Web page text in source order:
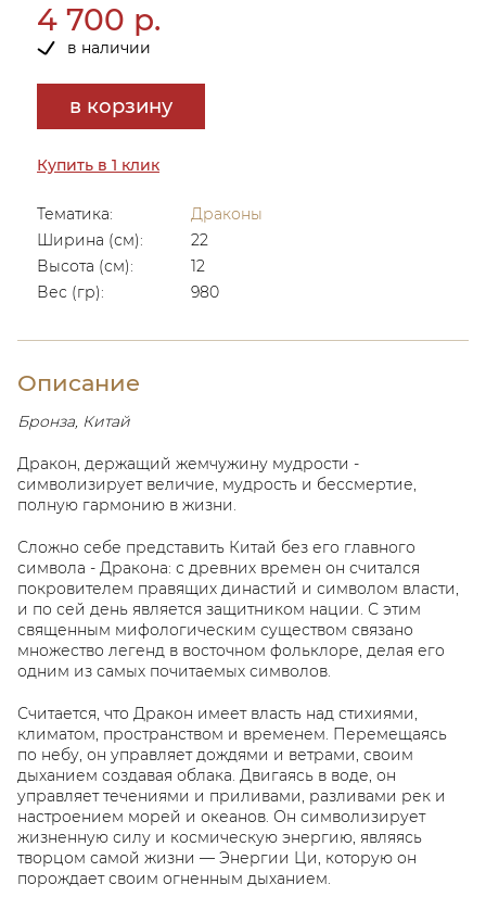
4 700 р.
в наличии
в корзину
Купить в 1 клик
Тематика:
Драконы
Ширина (см):
22
Высота (см):
12
Вес (гр):
980
Описание
Бронза, Китай
Дракон, держащий жемчужину мудрости -
символизирует величие, мудрость и бессмертие,
полную гармонию в жизни.
Сложно себе представить Китай без его главного
символа - Дракона: с древних времен он считался
покровителем правящих династий и символом власти,
и по сей день является защитником нации. С этим
священным мифологическим существом связано
множество легенд в восточном фольклоре, делая его
одним из самых почитаемых символов.
Считается, что Дракон имеет власть над стихиями,
климатом, пространством и временем. Перемещаясь
по небу, он управляет дождями и ветрами, своим
дыханием создавая облака. Двигаясь в воде, он
управляет течениями и приливами, разливами рек и
настроением морей и океанов. Он символизирует
жизненную силу и космическую энергию, являясь
творцом самой жизни — Энергии Ци, которую он
порождает своим огненным дыханием.